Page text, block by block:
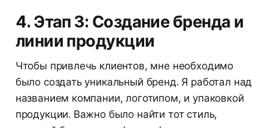
4. Этап 3: Создание бренда и
линии продукции
Чтобы привлечь клиентов, мне необходимо
было создать уникальный бренд. Я работал над
названием компании, логотипом, и упаковкой
продукции. Важно было найти тот стиль,